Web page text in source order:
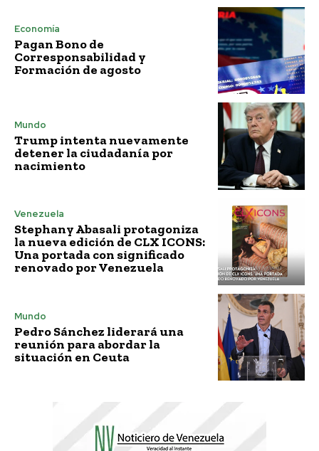
Economía
Pagan Bono de
Corresponsabilidad y
Formación de agosto
Mundo
Trump intenta nuevamente
detener la ciudadanía por
nacimiento
Venezuela
Stephany Abasali protagoniza
la nueva edición de CLX ICONS:
Una portada con significado
renovado por Venezuela
Mundo
Pedro Sánchez liderará una
reunión para abordar la
situación en Ceuta